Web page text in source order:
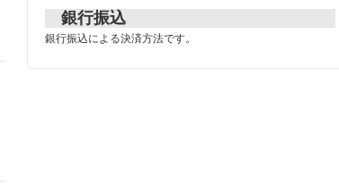
銀行振込
銀行振込による決済方法です。